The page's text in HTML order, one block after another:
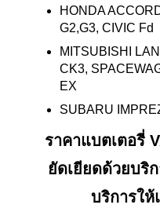
HONDA
G2,G3, CIVIC Fd
MITSUBISHI
CK3,
EX
SUBARU
ราคาแบตเตอรี่
ยัดเยียดด้วยบริ
บริการใ